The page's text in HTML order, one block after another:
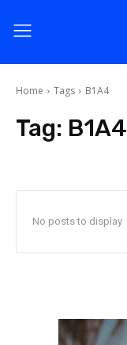
Home Tags B1A4
Tag: B1A4
No posts to display